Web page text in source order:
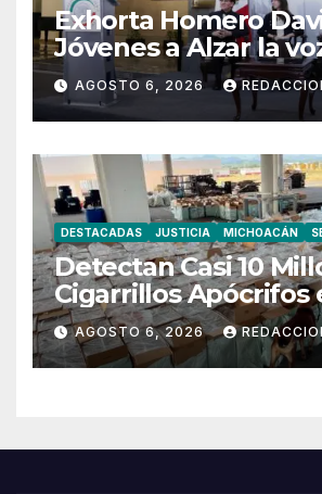
Exhorta Homero
Jóvenes a Alzar la
Participar en México
AGOSTO 6, 2026
DESTACADAS JUSTICIA MICHOACÁN
Detectan Casi 10
Cigarrillos Apócrifos
Lázaro Cárdenas
AGOSTO 6, 2026